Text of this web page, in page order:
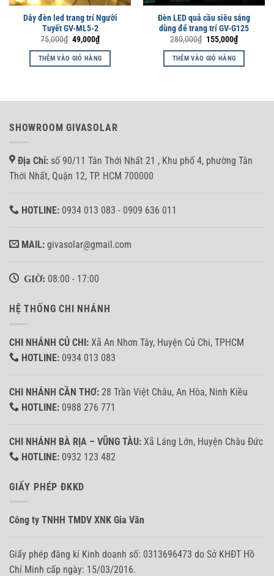
Dây đèn led trang trí Người
Tuyết GV-ML5-2
75,000₫ Giá
gốc
là:
75,000₫.
49,000₫Giá
hiện
tại
là:
THÊM VÀO GIỎ HÀNG
Đèn LED quả cầu siêu sáng
dùng để trang trí GV-G125
280,000₫ Giá
là:
280,000₫.
155,000₫Giá
hiện
tại
THÊM VÀO GIỎ HÀNG
SHOWROOM GIVASOLAR
Địa Chỉ: số 90/11 Tân Thới Nhất 21 , Khu phố 4, phường Tân
Thới Nhất, Quận 12, TP. HCM 700000
HOTLINE: 0934 013 083 - 0909 636 011
MAIL: givasolar@gmail.com
GIỜ: 08:00 - 17:00
HỆ THỐNG CHI NHÁNH
CHI NHÁNH CỦ CHI: Xã An Nhơn Tây, Huyện Củ Chi, TPHCM
HOTLINE: 0934 013 083
CHI NHÁNH CẦN THƠ: 28 Trần Việt Châu, An Hòa, Ninh Kiều
HOTLINE: 0988 276 771
CHI NHÁNH BÀ RỊA – VŨNG TÀU: Xã Láng Lớn, Huyện Châu Đức
HOTLINE: 0932 123 482
GIẤY PHÉP ĐKKD
Công ty TNHH TMDV XNK Gia Văn
Giấy phép đăng kí Kinh doanh số: 0313696473 do Sở KHĐT Hồ
Chí Minh cấp ngày: 15/03/2016.